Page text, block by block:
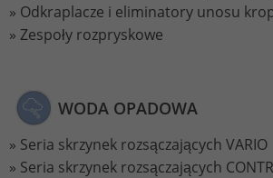
Odkraplacze i eliminatory unosu
Zespoły rozpryskowe
WODA OPADOWA
Seria skrzynek rozsączających VARIO
Seria skrzynek rozsączających